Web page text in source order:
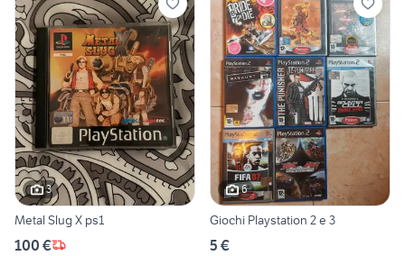
3
Metal Slug X ps1
100 €
6
Giochi Playstation 2 e 3
5 €